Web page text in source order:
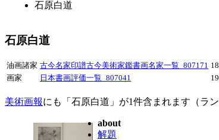
石原白道
石原白道
油画諸家 古今名家印譜古今美術家鑑書画名家一覧_807171
画家
日本書画評価一覧_807041
美術画報にも「石原白道」が1件含まれます（ラ
about
解題